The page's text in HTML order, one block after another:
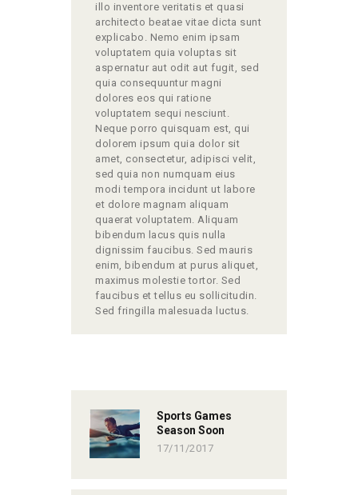
illo inventore veritatis et quasi
architecto beatae vitae dicta sunt
explicabo. Nemo enim ipsam
voluptatem quia voluptas sit
aspernatur aut odit aut fugit, sed
quia consequuntur magni
dolores eos qui ratione
voluptatem sequi nesciunt.
Neque porro quisquam est, qui
dolorem ipsum quia dolor sit
amet, consectetur, adipisci velit,
sed quia non numquam eius
modi tempora incidunt ut labore
et dolore magnam aliquam
quaerat voluptatem. Aliquam
bibendum lacus quis nulla
dignissim faucibus. Sed mauris
enim, bibendum at purus aliquet,
maximus molestie tortor. Sed
faucibus et tellus eu sollicitudin.
Sed fringilla malesuada luctus.
Sports Games
Season Soon
17/11/2017